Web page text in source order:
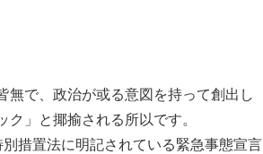
で、政治が或る意図を持って創出し
」と揶揄される所以です。
措置法に明記されている緊急事態宣言